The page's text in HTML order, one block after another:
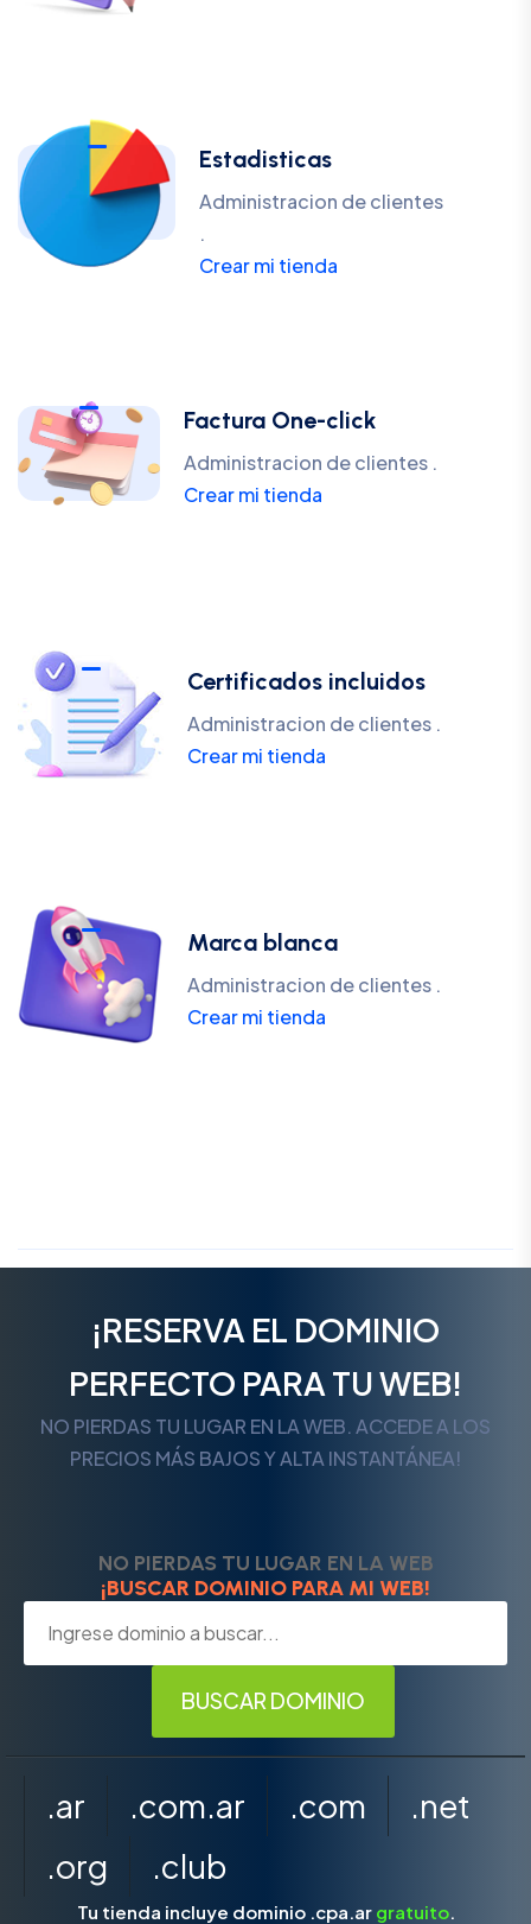
Estadisticas
Administracion de clientes
.
Crear mi tienda
Factura One-click
Administracion de clientes .
Crear mi tienda
Certificados incluidos
Administracion de clientes .
Crear mi tienda
Marca blanca
Administracion de clientes .
Crear mi tienda
¡RESERVA EL DOMINIO
PERFECTO PARA TU WEB!
NO PIERDAS TU LUGAR EN LA WEB. ACCEDE A LOS
PRECIOS MÁS BAJOS Y ALTA INSTANTÁNEA!
NO PIERDAS TU LUGAR EN LA WEB
¡BUSCAR DOMINIO PARA MI WEB!
.ar .com.ar .com
.net
.org
.club
Tu tienda incluye dominio .cpa.ar gratuito.